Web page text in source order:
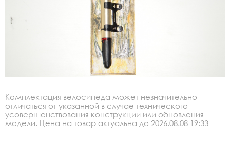
Комплектация велосипеда может незначительно
отличаться от указанной в случае технического
усовершенствования конструкции или обновления
модели. Цена на товар актуальна до 2026.08.08 19:33